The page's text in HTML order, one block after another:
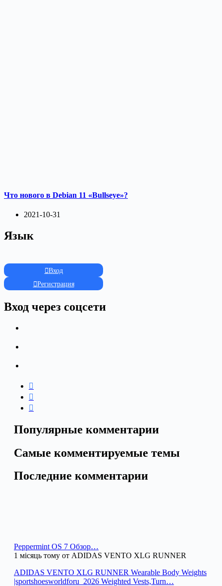
Что нового в Debian 11 «Bullseye»?
2021-10-31
Язык
Вход
Регистрация
Вход через соцсети
Популярные комментарии
Самые комментируемые темы
Последние комментарии
Peppermint OS 7 Обзор…
1 місяць тому от ADIDAS VENTO XLG RUNNER
ADIDAS VENTO XLG RUNNER Wearable Body Weights
|sportshoesworldforu_2026 Weighted Vests,Turn…